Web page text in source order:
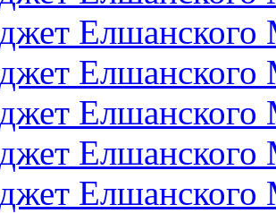
Елшанского
Елшанского
Елшанского
Елшанского
Елшанского